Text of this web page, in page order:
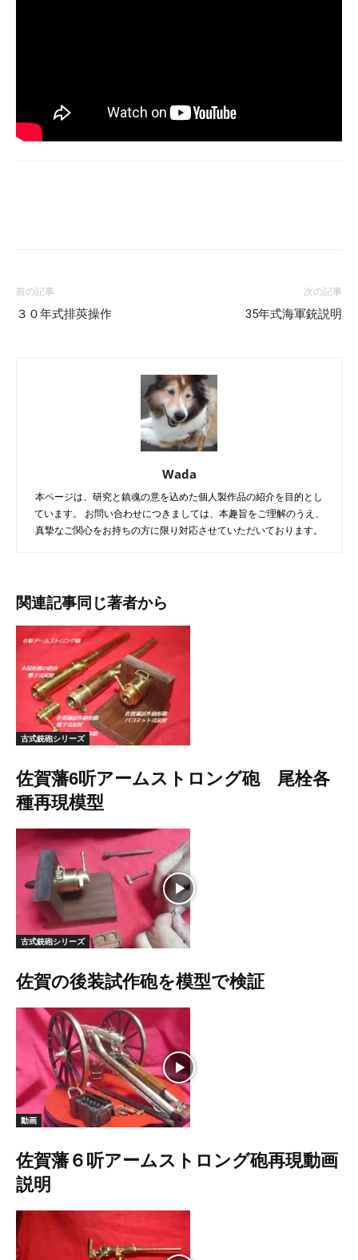
前の記事
３０年式排莢操作
次の記事
35年式海軍銃説明
Wada
本ページは、研究と鎮魂の意を込めた個人製作品の紹介を目的とし
ています。 お問い合わせにつきましては、本趣旨をご理解のうえ、
真摯なご関心をお持ちの方に限り対応させていただいております。
関連記事同じ著者から
古式銃砲シリーズ
佐賀藩6听アームストロング砲 尾栓各
種再現模型
古式銃砲シリーズ
佐賀の後装試作砲を模型で検証
動画
佐賀藩６听アームストロング砲再現動画
説明